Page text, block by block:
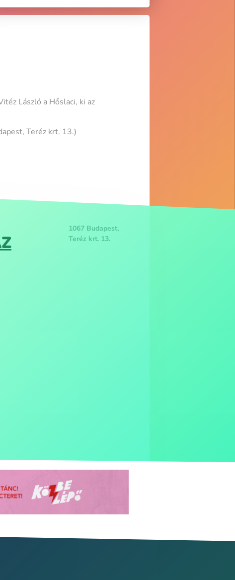
László a Hőslaci, ki az
Teréz krt. 13.)
1067 Budapest,
Teréz krt. 13.